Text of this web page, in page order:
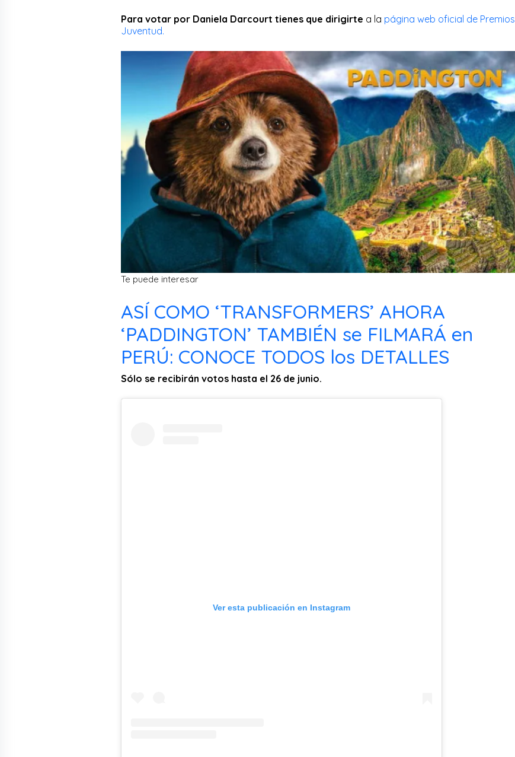
Para votar por Daniela Darcourt tienes que dirigirte a la página web oficial de Premios
Juventud.
Te puede interesar
ASÍ COMO ‘TRANSFORMERS’ AHORA
‘PADDINGTON’ TAMBIÉN se FILMARÁ en
PERÚ: CONOCE TODOS los DETALLES
Sólo se recibirán votos hasta el 26 de junio.
Ver esta publicación en Instagram